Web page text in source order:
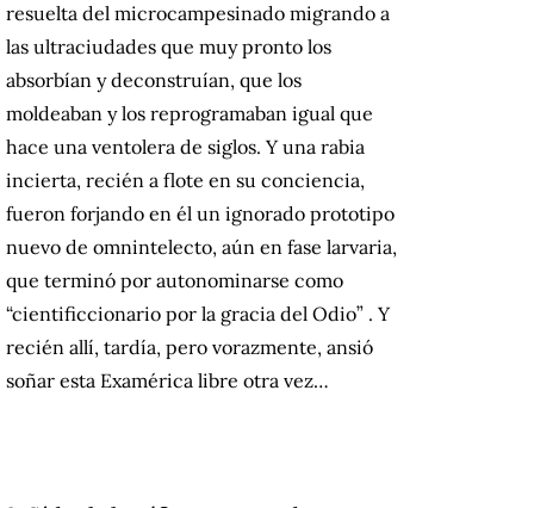
resuelta del microcampesinado migrando a
las ultraciudades que muy pronto los
absorbían y deconstruían, que los
moldeaban y los reprogramaban igual que
hace una ventolera de siglos. Y una rabia
incierta, recién a flote en su conciencia,
fueron forjando en él un ignorado prototipo
nuevo de omnintelecto, aún en fase larvaria,
que terminó por autonominarse como
“cientificcionario por la gracia del Odio” . Y
recién allí, tardía, pero vorazmente, ansió
soñar esta Examérica libre otra vez…